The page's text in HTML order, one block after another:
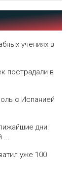
учениях в
пострадали в
с Испанией
дни:
...
уже 100